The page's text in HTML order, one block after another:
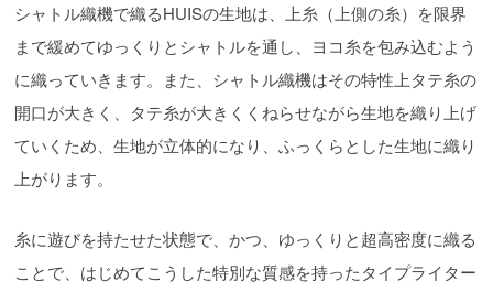
シャトル織機で織るHUISの生地は、上糸（上側の糸）を限界
まで緩めてゆっくりとシャトルを通し、ヨコ糸を包み込むよう
に織っていきます。また、シャトル織機はその特性上タテ糸の
開口が大きく、タテ糸が大きくくねらせながら生地を織り上げ
ていくため、生地が立体的になり、ふっくらとした生地に織り
上がります。
糸に遊びを持たせた状態で、かつ、ゆっくりと超高密度に織る
ことで、はじめてこうした特別な質感を持ったタイプライター